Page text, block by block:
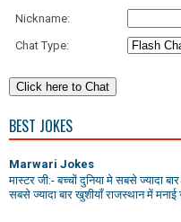
Nickname:
Chat Type:
BEST JOKES
Marwari Jokes
मास्टर जी:- बच्चों दुनिया मे सबसे ज्यादा
सबसे ज्यादा बार खुशीयाँ राजस्थान में मनाई